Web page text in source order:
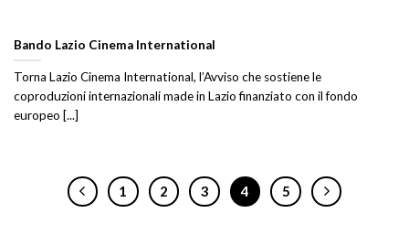
Bando Lazio Cinema International
Torna Lazio Cinema International, l’Avviso che sostiene le
coproduzioni internazionali made in Lazio finanziato con il fondo
europeo [...]
1 2 3 4 5